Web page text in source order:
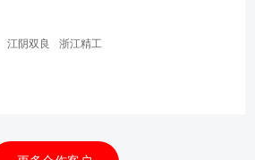
江阴双良 浙江精工